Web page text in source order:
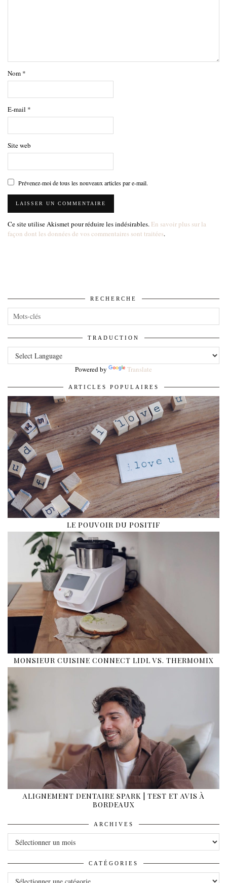
Nom *
E-mail *
Site web
Prévenez-moi de tous les nouveaux articles par e-mail.
Ce site utilise Akismet pour réduire les indésirables. En savoir plus sur la
façon dont les données de vos commentaires sont traitées.
RECHERCHE
TRADUCTION
Powered by Translate
ARTICLES POPULAIRES
LE POUVOIR DU POSITIF
MONSIEUR CUISINE CONNECT LIDL VS. THERMOMIX
ALIGNEMENT DENTAIRE SPARK | TEST ET AVIS À
BORDEAUX
ARCHIVES
ARCHIVES
CATÉGORIES
CATÉGORIES